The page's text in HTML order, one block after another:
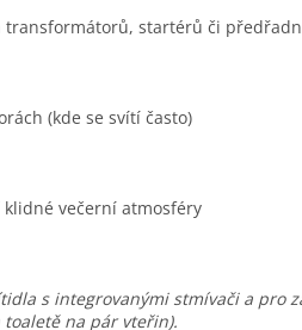
transformátorů, startérů či
(kde se svítí často)
večerní atmosféry
s integrovanými stmívači a pro
na pár vteřin).